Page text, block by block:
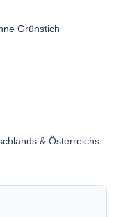
Grünstich
& Österreichs